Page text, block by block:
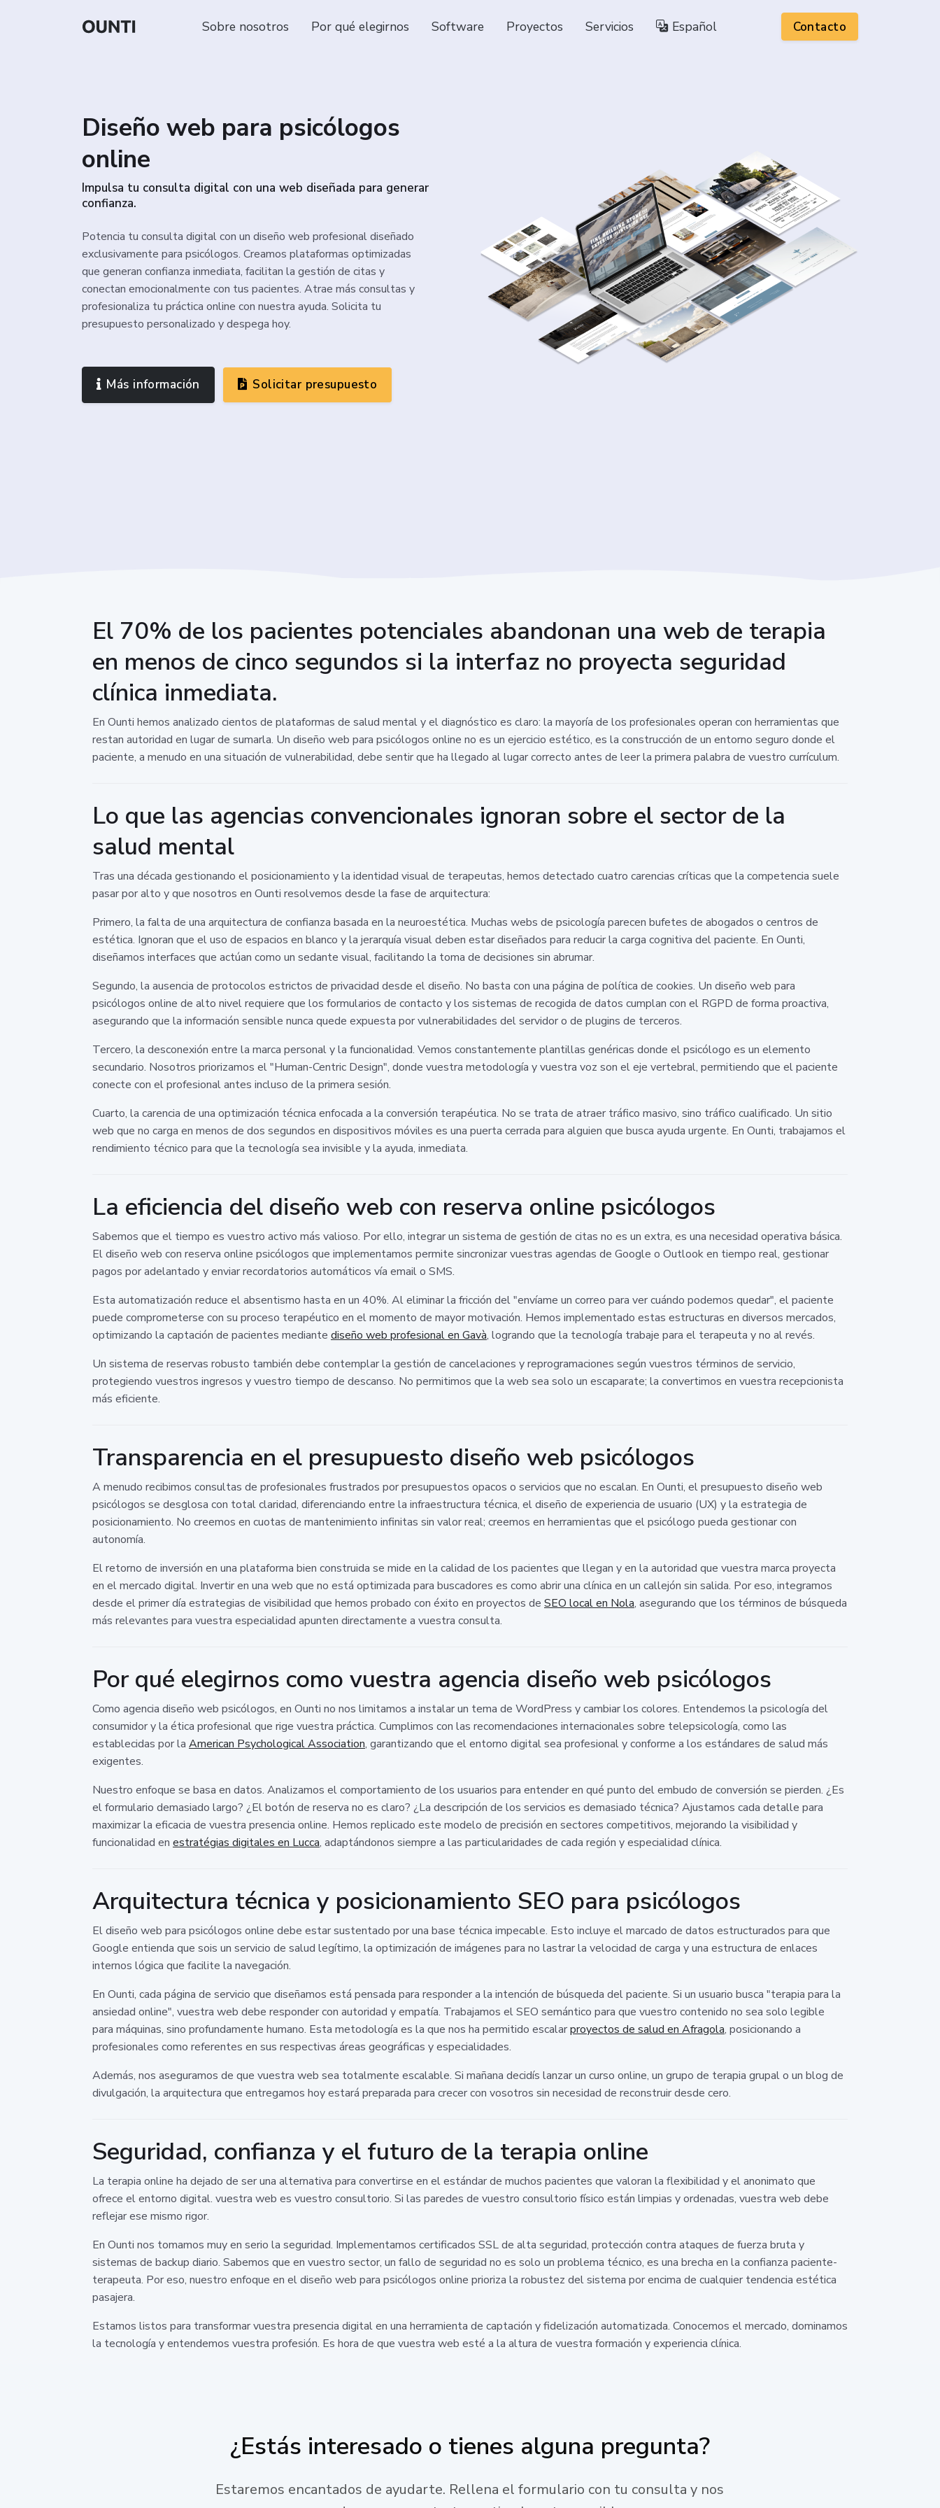
Sobre nosotros Por qué elegirnos Software Proyectos Servicios Español Contacto
Diseño web para psicólogos
online
Impulsa tu consulta digital con una web diseñada para generar
confianza.
Potencia tu consulta digital con un diseño web profesional diseñado
exclusivamente para psicólogos. Creamos plataformas optimizadas
que generan confianza inmediata, facilitan la gestión de citas y
conectan emocionalmente con tus pacientes. Atrae más consultas y
profesionaliza tu práctica online con nuestra ayuda. Solicita tu
presupuesto personalizado y despega hoy.
Más información Solicitar presupuesto
El 70% de los pacientes potenciales abandonan una web de terapia
en menos de cinco segundos si la interfaz no proyecta seguridad
clínica inmediata.
En Ounti hemos analizado cientos de plataformas de salud mental y el diagnóstico es claro: la mayoría de los profesionales operan con herramientas que
restan autoridad en lugar de sumarla. Un diseño web para psicólogos online no es un ejercicio estético, es la construcción de un entorno seguro donde el
paciente, a menudo en una situación de vulnerabilidad, debe sentir que ha llegado al lugar correcto antes de leer la primera palabra de vuestro currículum.
Lo que las agencias convencionales ignoran sobre el sector de la
salud mental
Tras una década gestionando el posicionamiento y la identidad visual de terapeutas, hemos detectado cuatro carencias críticas que la competencia suele
pasar por alto y que nosotros en Ounti resolvemos desde la fase de arquitectura:
Primero, la falta de una arquitectura de confianza basada en la neuroestética. Muchas webs de psicología parecen bufetes de abogados o centros de
estética. Ignoran que el uso de espacios en blanco y la jerarquía visual deben estar diseñados para reducir la carga cognitiva del paciente. En Ounti,
diseñamos interfaces que actúan como un sedante visual, facilitando la toma de decisiones sin abrumar.
Segundo, la ausencia de protocolos estrictos de privacidad desde el diseño. No basta con una página de política de cookies. Un diseño web para
psicólogos online de alto nivel requiere que los formularios de contacto y los sistemas de recogida de datos cumplan con el RGPD de forma proactiva,
asegurando que la información sensible nunca quede expuesta por vulnerabilidades del servidor o de plugins de terceros.
Tercero, la desconexión entre la marca personal y la funcionalidad. Vemos constantemente plantillas genéricas donde el psicólogo es un elemento
secundario. Nosotros priorizamos el "Human-Centric Design", donde vuestra metodología y vuestra voz son el eje vertebral, permitiendo que el paciente
conecte con el profesional antes incluso de la primera sesión.
Cuarto, la carencia de una optimización técnica enfocada a la conversión terapéutica. No se trata de atraer tráfico masivo, sino tráfico cualificado. Un sitio
web que no carga en menos de dos segundos en dispositivos móviles es una puerta cerrada para alguien que busca ayuda urgente. En Ounti, trabajamos el
rendimiento técnico para que la tecnología sea invisible y la ayuda, inmediata.
La eficiencia del diseño web con reserva online psicólogos
Sabemos que el tiempo es vuestro activo más valioso. Por ello, integrar un sistema de gestión de citas no es un extra, es una necesidad operativa básica.
El diseño web con reserva online psicólogos que implementamos permite sincronizar vuestras agendas de Google o Outlook en tiempo real, gestionar
pagos por adelantado y enviar recordatorios automáticos vía email o SMS.
Esta automatización reduce el absentismo hasta en un 40%. Al eliminar la fricción del "envíame un correo para ver cuándo podemos quedar", el paciente
puede comprometerse con su proceso terapéutico en el momento de mayor motivación. Hemos implementado estas estructuras en diversos mercados,
optimizando la captación de pacientes mediante diseño web profesional en Gavà, logrando que la tecnología trabaje para el terapeuta y no al revés.
Un sistema de reservas robusto también debe contemplar la gestión de cancelaciones y reprogramaciones según vuestros términos de servicio,
protegiendo vuestros ingresos y vuestro tiempo de descanso. No permitimos que la web sea solo un escaparate; la convertimos en vuestra recepcionista
más eficiente.
Transparencia en el presupuesto diseño web psicólogos
A menudo recibimos consultas de profesionales frustrados por presupuestos opacos o servicios que no escalan. En Ounti, el presupuesto diseño web
psicólogos se desglosa con total claridad, diferenciando entre la infraestructura técnica, el diseño de experiencia de usuario (UX) y la estrategia de
posicionamiento. No creemos en cuotas de mantenimiento infinitas sin valor real; creemos en herramientas que el psicólogo pueda gestionar con
autonomía.
El retorno de inversión en una plataforma bien construida se mide en la calidad de los pacientes que llegan y en la autoridad que vuestra marca proyecta
en el mercado digital. Invertir en una web que no está optimizada para buscadores es como abrir una clínica en un callejón sin salida. Por eso, integramos
desde el primer día estrategias de visibilidad que hemos probado con éxito en proyectos de SEO local en Nola, asegurando que los términos de búsqueda
más relevantes para vuestra especialidad apunten directamente a vuestra consulta.
Por qué elegirnos como vuestra agencia diseño web psicólogos
Como agencia diseño web psicólogos, en Ounti no nos limitamos a instalar un tema de WordPress y cambiar los colores. Entendemos la psicología del
consumidor y la ética profesional que rige vuestra práctica. Cumplimos con las recomendaciones internacionales sobre telepsicología, como las
establecidas por la American Psychological Association, garantizando que el entorno digital sea profesional y conforme a los estándares de salud más
exigentes.
Nuestro enfoque se basa en datos. Analizamos el comportamiento de los usuarios para entender en qué punto del embudo de conversión se pierden. ¿Es
el formulario demasiado largo? ¿El botón de reserva no es claro? ¿La descripción de los servicios es demasiado técnica? Ajustamos cada detalle para
maximizar la eficacia de vuestra presencia online. Hemos replicado este modelo de precisión en sectores competitivos, mejorando la visibilidad y
funcionalidad en estratégias digitales en Lucca, adaptándonos siempre a las particularidades de cada región y especialidad clínica.
Arquitectura técnica y posicionamiento SEO para psicólogos
El diseño web para psicólogos online debe estar sustentado por una base técnica impecable. Esto incluye el marcado de datos estructurados para que
Google entienda que sois un servicio de salud legítimo, la optimización de imágenes para no lastrar la velocidad de carga y una estructura de enlaces
internos lógica que facilite la navegación.
En Ounti, cada página de servicio que diseñamos está pensada para responder a la intención de búsqueda del paciente. Si un usuario busca "terapia para la
ansiedad online", vuestra web debe responder con autoridad y empatía. Trabajamos el SEO semántico para que vuestro contenido no sea solo legible
para máquinas, sino profundamente humano. Esta metodología es la que nos ha permitido escalarproyectos de salud en Afragola, posicionando a
profesionales como referentes en sus respectivas áreas geográficas y especialidades.
Además, nos aseguramos de que vuestra web sea totalmente escalable. Si mañana decidís lanzar un curso online, un grupo de terapia grupal o un blog de
divulgación, la arquitectura que entregamos hoy estará preparada para crecer con vosotros sin necesidad de reconstruir desde cero.
Seguridad, confianza y el futuro de la terapia online
La terapia online ha dejado de ser una alternativa para convertirse en el estándar de muchos pacientes que valoran la flexibilidad y el anonimato que
ofrece el entorno digital. vuestra web es vuestro consultorio. Si las paredes de vuestro consultorio físico están limpias y ordenadas, vuestra web debe
reflejar ese mismo rigor.
En Ounti nos tomamos muy en serio la seguridad. Implementamos certificados SSL de alta seguridad, protección contra ataques de fuerza bruta y
sistemas de backup diario. Sabemos que en vuestro sector, un fallo de seguridad no es solo un problema técnico, es una brecha en la confianza paciente-
terapeuta. Por eso, nuestro enfoque en el diseño web para psicólogos online prioriza la robustez del sistema por encima de cualquier tendencia estética
pasajera.
Estamos listos para transformar vuestra presencia digital en una herramienta de captación y fidelización automatizada. Conocemos el mercado, dominamos
la tecnología y entendemos vuestra profesión. Es hora de que vuestra web esté a la altura de vuestra formación y experiencia clínica.
¿Estás interesado o tienes alguna pregunta?
Estaremos encantados de ayudarte. Rellena el formulario con tu consulta y nos